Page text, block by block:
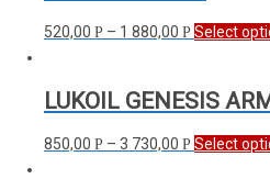
520,00 Р – 1 880,00 Р Select
LUKOIL GENESIS
850,00 Р – 3 730,00 Р Select